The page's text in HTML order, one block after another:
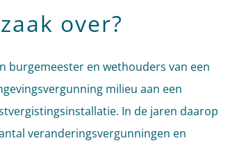
over?
burgemeester en wethouders van een
milieu aan een
In de jaren daarop
veranderingsvergunningen en